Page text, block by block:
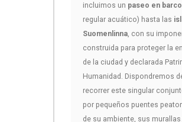
incluimos un paseo en barco
regular acuático) hasta las
Suomenlinna, con su
construida para proteger la
de la ciudad y declarada
Humanidad. Dispondremos
recorrer este singular
por pequeños puentes
de su ambiente, sus murallas